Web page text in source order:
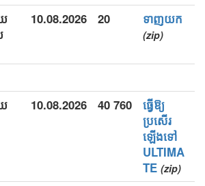
10.08.2026 20 ទាញយក
(zip)
10.08.2026 40 760
ធ្វើឱ្យ
ប្រសើរ
ឡើងទៅ
ULTIMA
TE (zip)